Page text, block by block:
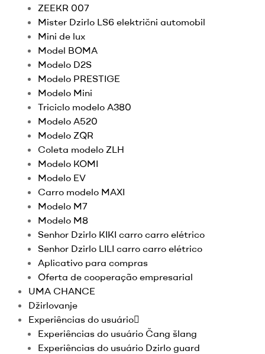
ZEEKR 007
Mister Dzirlo LS6 električni automobil
Mini de lux
Model BOMA
Modelo D2S
Modelo PRESTIGE
Modelo Mini
Triciclo modelo A380
Modelo A520
Modelo ZQR
Coleta modelo ZLH
Modelo KOMI
Modelo EV
Carro modelo MAXI
Modelo M7
Modelo M8
Senhor Dzirlo KIKI carro carro elétrico
Senhor Dzirlo LILI carro carro elétrico
Aplicativo para compras
Oferta de cooperação empresarial
UMA CHANCE
Džirlovanje
Experiências do usuário
Experiências do usuário Čang šlang
Experiências do usuário Dzirlo guard